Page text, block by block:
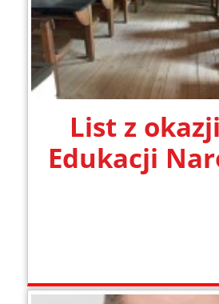
List z
Edukacji